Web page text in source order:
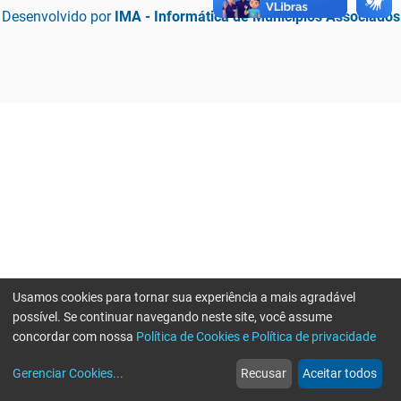
Desenvolvido por IMA - Informática de Municípios Associados
web
Notícias
more_horiz
Mais
Usamos cookies para tornar sua experiência a mais agradável
possível. Se continuar navegando neste site, você assume
concordar com nossa Política de Cookies e Política de privacidade
Gerenciar Cookies... Recusar Aceitar todos
Erro ao enviar informações, por favor tente novamente